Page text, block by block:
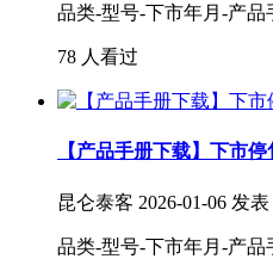
品类-型号-下市年月-产品
78 人看过
【产品手册下载】下市
昆仑泰客 2026-01-06 发表
品类-型号-下市年月-产品